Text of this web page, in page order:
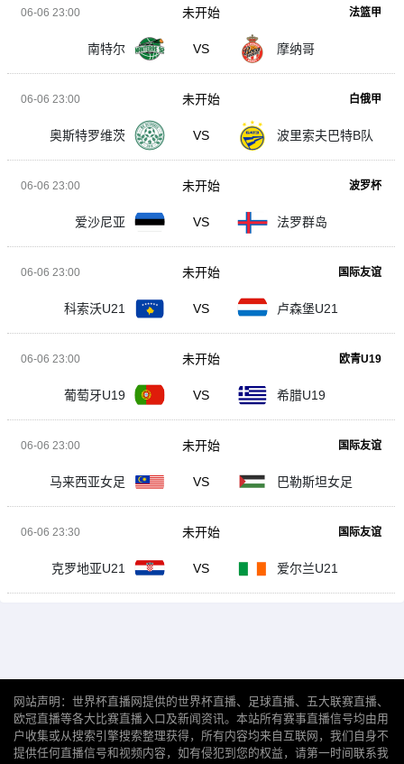
06-06 23:00 法篮甲
南特尔 VS 摩纳哥
未开始
06-06 23:00 白俄甲
奥斯特罗维茨 VS 波里索夫巴特B队
未开始
06-06 23:00 波罗杯
爱沙尼亚 VS 法罗群岛
未开始
06-06 23:00 国际友谊
科索沃U21 VS 卢森堡U21
未开始
06-06 23:00 欧青U19
葡萄牙U19 VS 希腊U19
未开始
06-06 23:00 国际友谊
马来西亚女足 VS 巴勒斯坦女足
未开始
06-06 23:30 国际友谊
克罗地亚U21 VS 爱尔兰U21
未开始
网站声明：世界杯直播网提供的世界杯直播、足球直播、五大联赛直播、
欧冠直播等各大比赛直播入口及新闻资讯。本站所有赛事直播信号均由用
户收集或从搜索引擎搜索整理获得，所有内容均来自互联网，我们自身不
提供任何直播信号和视频内容，如有侵犯到您的权益，请第一时间联系我